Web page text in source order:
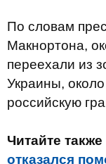
По словам
Макнортона,
переехали из
Украины,
российскую
Читайте
отказался